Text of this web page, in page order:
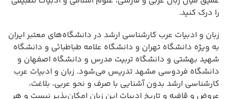
را درک کنید.
زبان و ادبیات عرب کارشناسی ارشد در دانشگاه‌های معتبر ایران
به ویژه دانشگاه تهران و دانشگاه علامه طباطبائی و دانشگاه
شهید بهشتی و دانشگاه تربیت مدرس و دانشگاه اصفهان و
دانشگاه فردوسی مشهد تدریس می‌شود. زبان و ادبیات عرب
کارشناسی ارشد بدون آشنایی با صرف و نحو عربی، بلاغت،
عروض و قافیه و تاریخ ادبیات این زبان امکان‌پذیر نیست و هر